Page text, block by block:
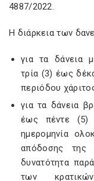
4887/2022.
Η διάρκεια των
για τα δάνεια
τρία (3) έως
περιόδου
για τα δάνεια
έως πέντε (5)
ημερομηνία
απόδοσης της
δυνατότητα
των